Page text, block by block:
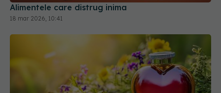
Alimentele care distrug inima
18 mar 2026, 10:41